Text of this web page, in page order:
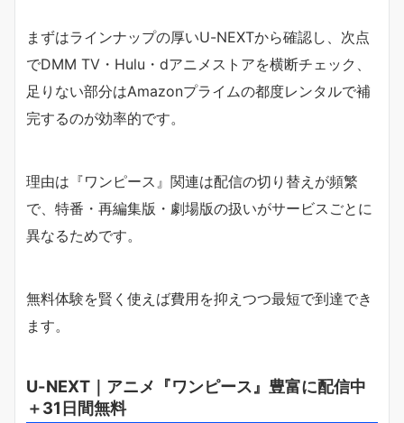
まずはラインナップの厚いU-NEXTから確認し、次点
でDMM TV・Hulu・dアニメストアを横断チェック、
足りない部分はAmazonプライムの都度レンタルで補
完するのが効率的です。
理由は『ワンピース』関連は配信の切り替えが頻繁
で、特番・再編集版・劇場版の扱いがサービスごとに
異なるためです。
無料体験を賢く使えば費用を抑えつつ最短で到達でき
ます。
U-NEXT｜アニメ『ワンピース』豊富に配信中
＋31日間無料